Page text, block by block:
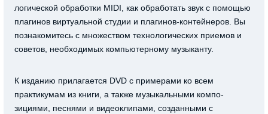
логической обработки MIDI, как обработать звук с помощью
плагинов виртуальной студии и плагинов-контейнеров. Вы
познакомитесь с множеством технологических приемов и
советов, необходимых компьютерному музыканту.
К изданию прилагается DVD c примерами ко всем
практикумам из книги, а также музыкальными компо-
зициями, песнями и видеоклипами, созданными с